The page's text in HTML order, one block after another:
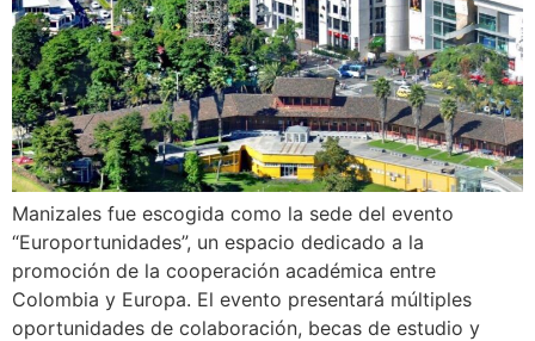
Manizales fue escogida como la sede del evento
“Europortunidades”, un espacio dedicado a la
promoción de la cooperación académica entre
Colombia y Europa. El evento presentará múltiples
oportunidades de colaboración, becas de estudio y